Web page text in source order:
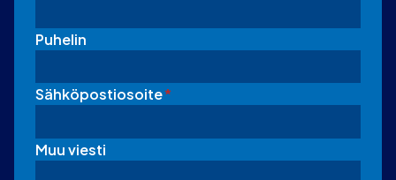
Puhelin
Sähköpostiosoite*
Muu viesti